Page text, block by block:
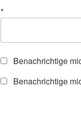
*
Benachrichtige
Benachrichtige